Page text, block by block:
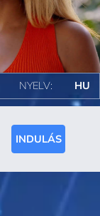
NYELV: HU
INDULÁS